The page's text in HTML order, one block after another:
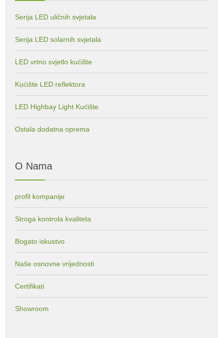
Serija LED uličnih svjetala
Serija LED solarnih svjetala
LED vrtno svjetlo kućište
Kućište LED reflektora
LED Highbay Light Kućište
Ostala dodatna oprema
O Nama
profil kompanije
Stroga kontrola kvaliteta
Bogato iskustvo
Naše osnovne vrijednosti
Certifikati
Showroom